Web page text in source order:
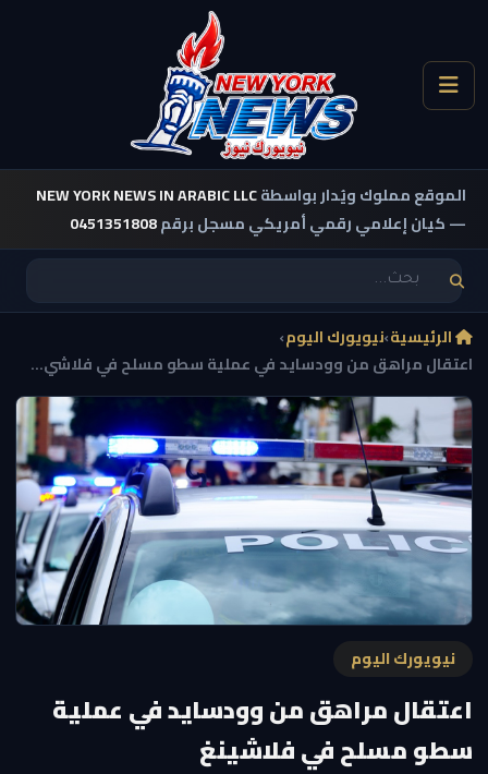
الموقع مملوك ويُدار بواسطةNEW YORK NEWS IN ARABIC LLC
— كيان إعلامي رقمي أمريكي مسجل برقم0451351808
الرئيسية›نيويورك اليوم›
اعتقال مراهق من وودسايد في عملية سطو مسلح في فلاشي...
نيويورك اليوم
اعتقال مراهق من وودسايد في عملية
سطو مسلح في فلاشينغ